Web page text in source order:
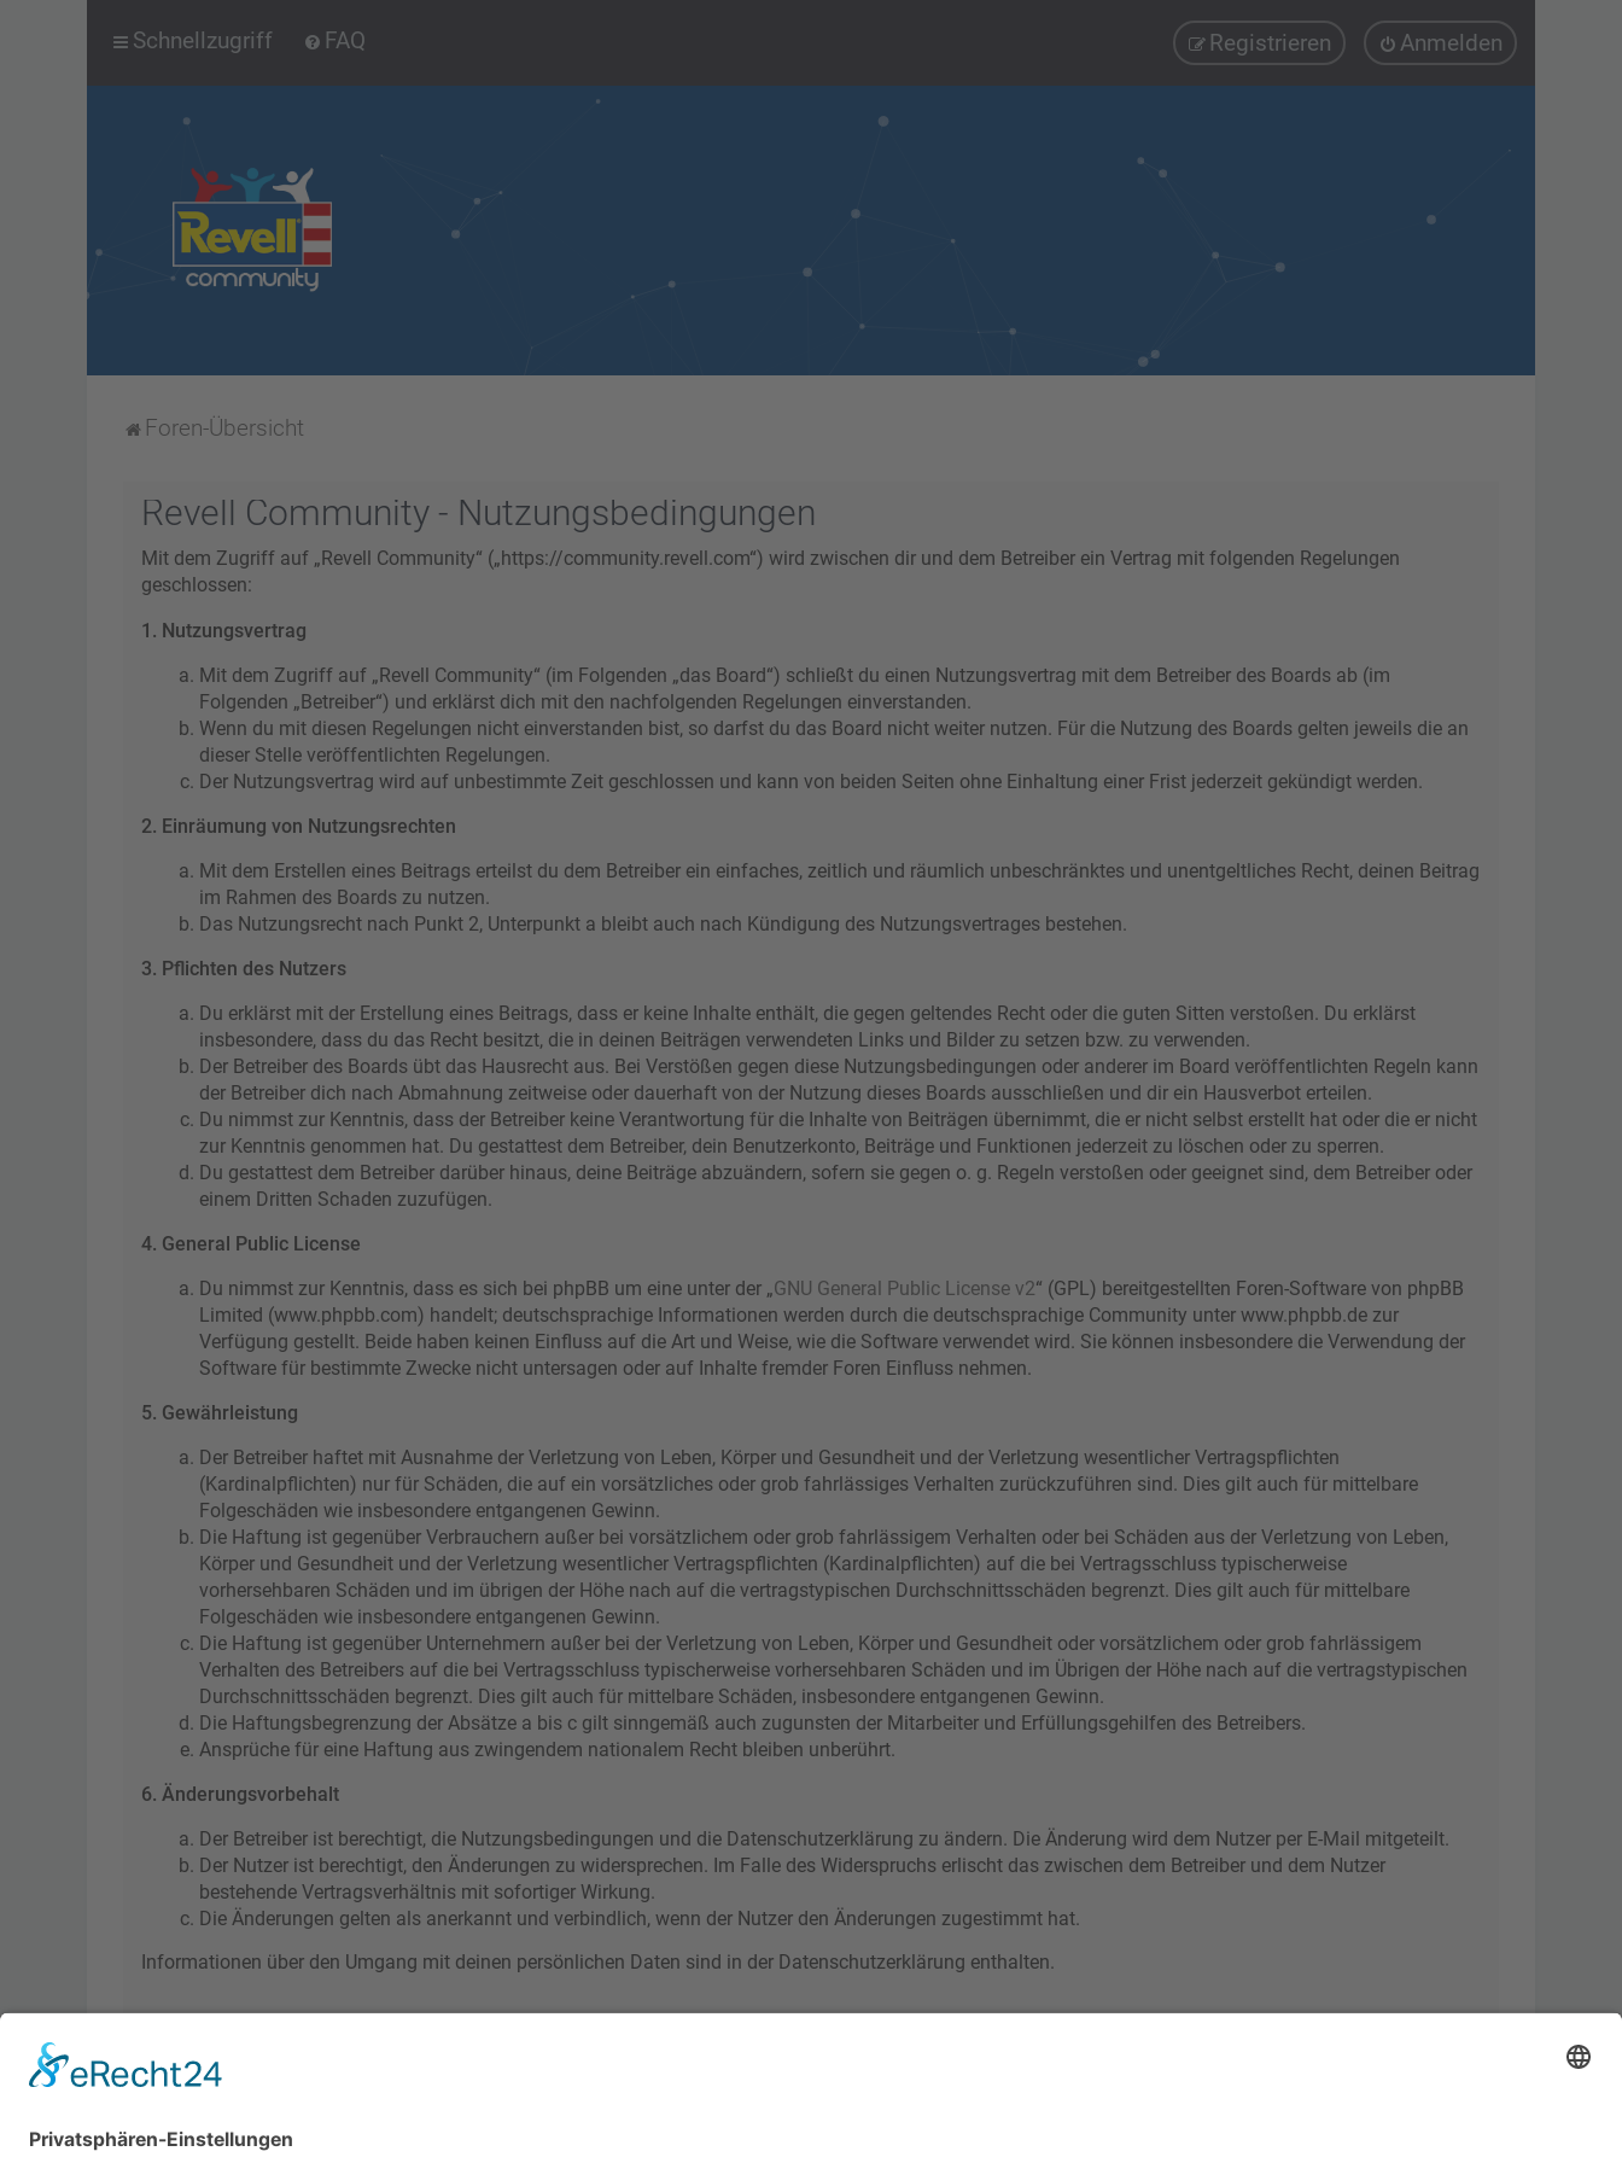
Schnellzugriff FAQ Anmelden
Registrieren
Foren-Übersicht
Revell Community - Nutzungsbedingungen
Mit dem Zugriff auf „Revell Community“ („https://community.revell.com“) wird zwischen dir und dem Betreiber ein Vertrag mit folgenden Regelungen
geschlossen:
1. Nutzungsvertrag
Mit dem Zugriff auf „Revell Community“ (im Folgenden „das Board“) schließt du einen Nutzungsvertrag mit dem Betreiber des Boards ab (im
Folgenden „Betreiber“) und erklärst dich mit den nachfolgenden Regelungen einverstanden.
Wenn du mit diesen Regelungen nicht einverstanden bist, so darfst du das Board nicht weiter nutzen. Für die Nutzung des Boards gelten jeweils die an
dieser Stelle veröffentlichten Regelungen.
Der Nutzungsvertrag wird auf unbestimmte Zeit geschlossen und kann von beiden Seiten ohne Einhaltung einer Frist jederzeit gekündigt werden.
2. Einräumung von Nutzungsrechten
Mit dem Erstellen eines Beitrags erteilst du dem Betreiber ein einfaches, zeitlich und räumlich unbeschränktes und unentgeltliches Recht, deinen Beitrag
im Rahmen des Boards zu nutzen.
Das Nutzungsrecht nach Punkt 2, Unterpunkt a bleibt auch nach Kündigung des Nutzungsvertrages bestehen.
3. Pflichten des Nutzers
Du erklärst mit der Erstellung eines Beitrags, dass er keine Inhalte enthält, die gegen geltendes Recht oder die guten Sitten verstoßen. Du erklärst
insbesondere, dass du das Recht besitzt, die in deinen Beiträgen verwendeten Links und Bilder zu setzen bzw. zu verwenden.
Der Betreiber des Boards übt das Hausrecht aus. Bei Verstößen gegen diese Nutzungsbedingungen oder anderer im Board veröffentlichten Regeln kann
der Betreiber dich nach Abmahnung zeitweise oder dauerhaft von der Nutzung dieses Boards ausschließen und dir ein Hausverbot erteilen.
Du nimmst zur Kenntnis, dass der Betreiber keine Verantwortung für die Inhalte von Beiträgen übernimmt, die er nicht selbst erstellt hat oder die er nicht
zur Kenntnis genommen hat. Du gestattest dem Betreiber, dein Benutzerkonto, Beiträge und Funktionen jederzeit zu löschen oder zu sperren.
Du gestattest dem Betreiber darüber hinaus, deine Beiträge abzuändern, sofern sie gegen o. g. Regeln verstoßen oder geeignet sind, dem Betreiber oder
einem Dritten Schaden zuzufügen.
4. General Public License
Du nimmst zur Kenntnis, dass es sich bei phpBB um eine unter der „GNU General Public License v2“ (GPL) bereitgestellten Foren-Software von phpBB
Limited (www.phpbb.com) handelt; deutschsprachige Informationen werden durch die deutschsprachige Community unter www.phpbb.de zur
Verfügung gestellt. Beide haben keinen Einfluss auf die Art und Weise, wie die Software verwendet wird. Sie können insbesondere die Verwendung der
Software für bestimmte Zwecke nicht untersagen oder auf Inhalte fremder Foren Einfluss nehmen.
5. Gewährleistung
Der Betreiber haftet mit Ausnahme der Verletzung von Leben, Körper und Gesundheit und der Verletzung wesentlicher Vertragspflichten
(Kardinalpflichten) nur für Schäden, die auf ein vorsätzliches oder grob fahrlässiges Verhalten zurückzuführen sind. Dies gilt auch für mittelbare
Folgeschäden wie insbesondere entgangenen Gewinn.
Die Haftung ist gegenüber Verbrauchern außer bei vorsätzlichem oder grob fahrlässigem Verhalten oder bei Schäden aus der Verletzung von Leben,
Körper und Gesundheit und der Verletzung wesentlicher Vertragspflichten (Kardinalpflichten) auf die bei Vertragsschluss typischerweise
vorhersehbaren Schäden und im übrigen der Höhe nach auf die vertragstypischen Durchschnittsschäden begrenzt. Dies gilt auch für mittelbare
Folgeschäden wie insbesondere entgangenen Gewinn.
Die Haftung ist gegenüber Unternehmern außer bei der Verletzung von Leben, Körper und Gesundheit oder vorsätzlichem oder grob fahrlässigem
Verhalten des Betreibers auf die bei Vertragsschluss typischerweise vorhersehbaren Schäden und im Übrigen der Höhe nach auf die vertragstypischen
Durchschnittsschäden begrenzt. Dies gilt auch für mittelbare Schäden, insbesondere entgangenen Gewinn.
Die Haftungsbegrenzung der Absätze a bis c gilt sinngemäß auch zugunsten der Mitarbeiter und Erfüllungsgehilfen des Betreibers.
Ansprüche für eine Haftung aus zwingendem nationalem Recht bleiben unberührt.
6. Änderungsvorbehalt
Der Betreiber ist berechtigt, die Nutzungsbedingungen und die Datenschutzerklärung zu ändern. Die Änderung wird dem Nutzer per E-Mail mitgeteilt.
Der Nutzer ist berechtigt, den Änderungen zu widersprechen. Im Falle des Widerspruchs erlischt das zwischen dem Betreiber und dem Nutzer
bestehende Vertragsverhältnis mit sofortiger Wirkung.
Die Änderungen gelten als anerkannt und verbindlich, wenn der Nutzer den Änderungen zugestimmt hat.
Informationen über den Umgang mit deinen persönlichen Daten sind in der Datenschutzerklärung enthalten.